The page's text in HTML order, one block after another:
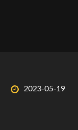
Posted2023-05-19